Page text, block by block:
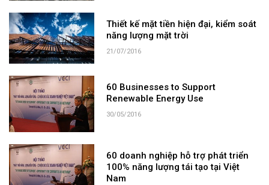
Thiết kế mặt tiền hiện đại, kiểm soát
năng lượng mặt trời
21/07/2016
60 Businesses to Support
Renewable Energy Use
30/05/2016
60 doanh nghiệp hỗ trợ phát triển
100% năng lượng tái tạo tại Việt
Nam